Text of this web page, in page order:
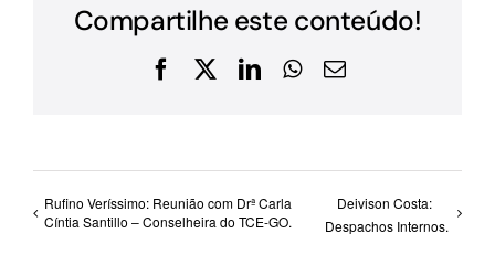
Compartilhe este conteúdo!
Facebook
X LinkedInWhatsApp
E-
Rufino Veríssimo: Reunião com Drª Carla
Cíntia Santillo – Conselheira do TCE-GO.
Deivison Costa:
Despachos Internos.